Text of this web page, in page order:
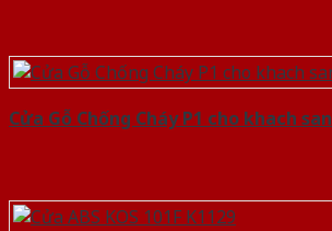
Cửa Gỗ Chống Cháy P1 cho khach san